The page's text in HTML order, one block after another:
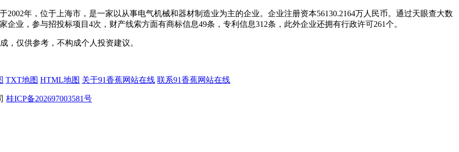
年，位于上海市，是一家以从事电气机械和器材制造业为主的企业。企业注册资本56130.2164万人民币。通过天眼查大数
业，参与招投标项目4次，财产线索方面有商标信息49条，专利信息312条，此外企业还拥有行政许可261个。
，仅供参考，不构成个人投资建议。
TXT地图 HTML地图 关于91香蕉网站在线 联系91香蕉网站在线
桂ICP备202697003581号